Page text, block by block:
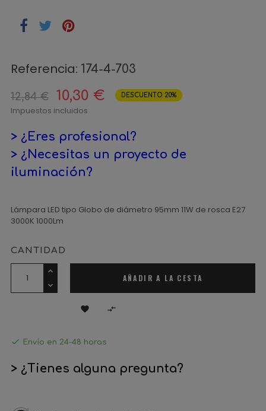
Referencia: 174-4-703
12,84 € 10,30 € DESCUENTO 20%
Impuestos incluidos
> ¿Eres profesional?
> ¿Necesitas un proyecto de
iluminación?
Lámpara LED tipo Globo de diámetro 95mm 11W de rosca E27
3000K 1000Lm
CANTIDAD
AÑADIR A LA CESTA
 
 Envío en 24-48 horas
> ¿Tienes alguna pregunta?